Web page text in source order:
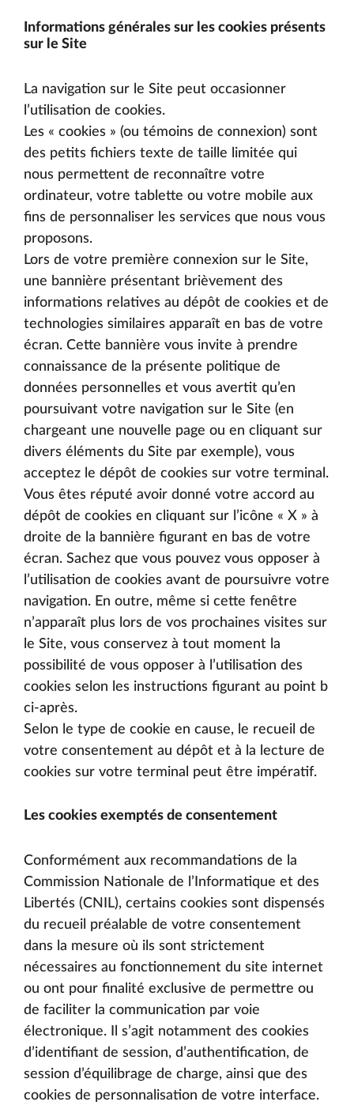
Informations générales sur les cookies présents
sur le Site
La navigation sur le Site peut occasionner
l’utilisation de cookies.
Les « cookies » (ou témoins de connexion) sont
des petits fichiers texte de taille limitée qui
nous permettent de reconnaître votre
ordinateur, votre tablette ou votre mobile aux
fins de personnaliser les services que nous vous
proposons.
Lors de votre première connexion sur le Site,
une bannière présentant brièvement des
informations relatives au dépôt de cookies et de
technologies similaires apparaît en bas de votre
écran. Cette bannière vous invite à prendre
connaissance de la présente politique de
données personnelles et vous avertit qu’en
poursuivant votre navigation sur le Site (en
chargeant une nouvelle page ou en cliquant sur
divers éléments du Site par exemple), vous
acceptez le dépôt de cookies sur votre terminal.
Vous êtes réputé avoir donné votre accord au
dépôt de cookies en cliquant sur l’icône « X » à
droite de la bannière figurant en bas de votre
écran. Sachez que vous pouvez vous opposer à
l’utilisation de cookies avant de poursuivre votre
navigation. En outre, même si cette fenêtre
n’apparaît plus lors de vos prochaines visites sur
le Site, vous conservez à tout moment la
possibilité de vous opposer à l’utilisation des
cookies selon les instructions figurant au point b
ci-après.
Selon le type de cookie en cause, le recueil de
votre consentement au dépôt et à la lecture de
cookies sur votre terminal peut être impératif.
Les cookies exemptés de consentement
Conformément aux recommandations de la
Commission Nationale de l’Informatique et des
Libertés (CNIL), certains cookies sont dispensés
du recueil préalable de votre consentement
dans la mesure où ils sont strictement
nécessaires au fonctionnement du site internet
ou ont pour finalité exclusive de permettre ou
de faciliter la communication par voie
électronique. Il s’agit notamment des cookies
d’identifiant de session, d’authentification, de
session d’équilibrage de charge, ainsi que des
cookies de personnalisation de votre interface.